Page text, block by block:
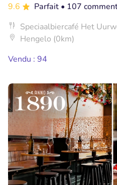
9.6
Parfait • 107
Speciaalbiercafé Het
Hengelo (0km)
Vendu : 94